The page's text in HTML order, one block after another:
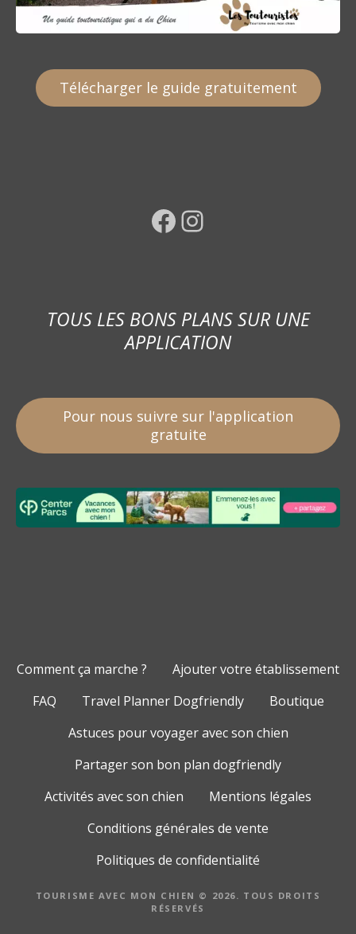
Télécharger le guide gratuitement
Facebook Instagram
TOUS LES BONS PLANS SUR UNE
APPLICATION
Pour nous suivre sur l'application
gratuite
Comment ça marche ?
Ajouter votre établissement
FAQ
Travel Planner Dogfriendly
Boutique
Astuces pour voyager avec son chien
Partager son bon plan dogfriendly
Activités avec son chien
Mentions légales
Conditions générales de vente
Politiques de confidentialité
TOURISME AVEC MON CHIEN © 2026. TOUS DROITS
RÉSERVÉS